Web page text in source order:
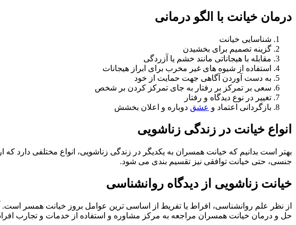
درمان خیانت با الگو درمانی
شناسایی خیانت
گزینه تصمیم برای بخشیدن
مقابله با هیجاناتی مانند خشم یا آزردگی
استفاده از شیوه های غیر مخرب برای ابراز هیجانات
به دست آوردن آگاهی جهت حمایت از خود
سعی بر تمرکز بر رفتار به جای تمرکز کردن بر شخص
تغییر در نوع دیدگاه و رفتار
بازگردانی اعتماد و عشق دوباره و اعلان بخشش
انواع خیانت در زندگی زناشویی
بهتر است بدانیم که خیانت همسران به یکدیگر در زندگی زناشویی، انواع مختلفی
جنسی، حتی خیانت توافقی نیز تقسیم بندی می شود.
خیانت زناشویی از دیدگاه روانشناسی
از نظر علم روانشناسی، افراط یا تفریط از اساسی ترین عوامل بروز خیانت همسر است.
حل و درمان خیانت همسران مراجعه به مرکز مشاوره و استفاده از خدمات و تجارب